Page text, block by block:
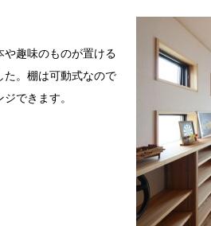
や趣味のものが置ける
た。棚は可動式なので
できます。